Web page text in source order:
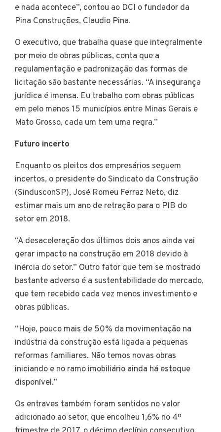
e nada acontece”, contou ao DCI o fundador da
Pina Construções, Claudio Pina.
O executivo, que trabalha quase que integralmente
por meio de obras públicas, conta que a
regulamentação e padronização das formas de
licitação são bastante necessárias. “A insegurança
jurídica é imensa. Eu trabalho com obras públicas
em pelo menos 15 municípios entre Minas Gerais e
Mato Grosso, cada um tem uma regra.”
Futuro incerto
Enquanto os pleitos dos empresários seguem
incertos, o presidente do Sindicato da Construção
(SindusconSP), José Romeu Ferraz Neto, diz
estimar mais um ano de retração para o PIB do
setor em 2018.
“A desaceleração dos últimos dois anos ainda vai
gerar impacto na construção em 2018 devido à
inércia do setor.” Outro fator que tem se mostrado
bastante adverso é a sustentabilidade do mercado,
que tem recebido cada vez menos investimento e
obras públicas.
“Hoje, pouco mais de 50% da movimentação na
indústria da construção está ligada a pequenas
reformas familiares. Não temos novas obras
iniciando e no ramo imobiliário ainda há estoque
disponível.”
Os entraves também foram sentidos no valor
adicionado ao setor, que encolheu 1,6% no 4º